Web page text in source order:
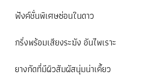
ฟังค์ชั่นพิเศษซ่อนในดาว
กริ่งพร้อมเสียงระฆัง อันไพเราะ
ยางกัดที่มีผิวสัมผัสนุ่มน่าเคี้ยว